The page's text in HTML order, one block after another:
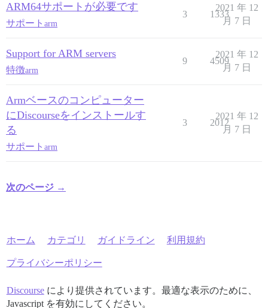
ARM64サポートが必要です
サポート arm
3 1333
2021 年 12
月 7 日
Support for ARM servers
特徴arm
9 4509
2021 年 12
月 7 日
Armベースのコンピューター
にDiscourseをインストールす
る
サポート arm
3 2012
2021 年 12
月 7 日
次のページ →
ホーム カテゴリ ガイドライン 利用規約
プライバシーポリシー
Discourseにより提供されています。最適な表示のために、
Javascript を有効にしてください。